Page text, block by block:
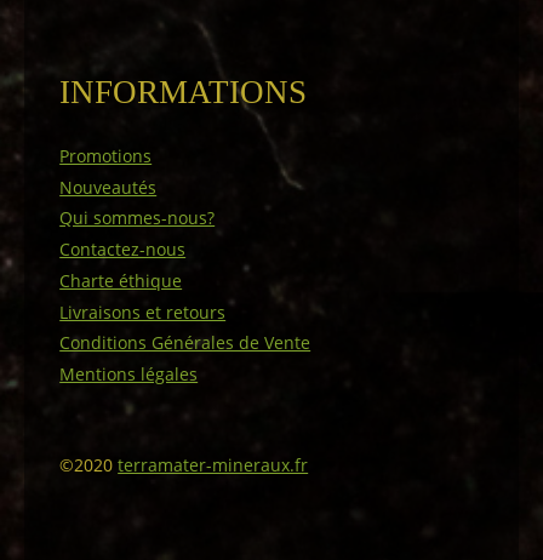
INFORMATIONS
Promotions
Nouveautés
Qui sommes-nous?
Contactez-nous
Charte éthique
Livraisons et retours
Conditions Générales de Vente
Mentions légales
©2020terramater-mineraux.fr